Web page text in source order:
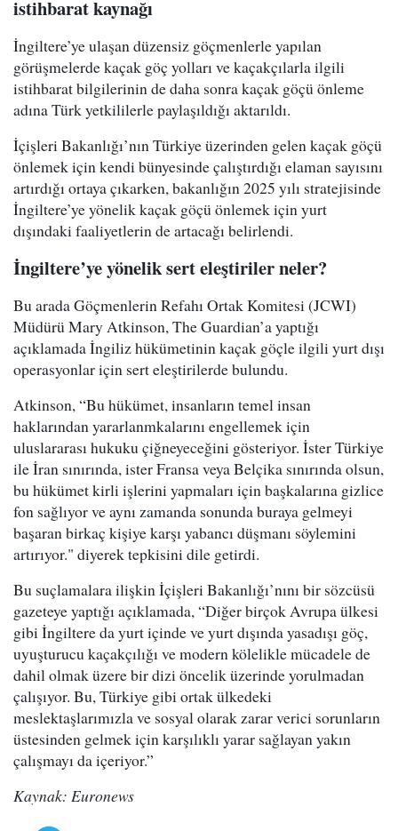
istihbarat kaynağı
İngiltere’ye ulaşan düzensiz göçmenlerle yapılan
görüşmelerde kaçak göç yolları ve kaçakçılarla ilgili
istihbarat bilgilerinin de daha sonra kaçak göçü önleme
adına Türk yetkililerle paylaşıldığı aktarıldı.
İçişleri Bakanlığı’nın Türkiye üzerinden gelen kaçak göçü
önlemek için kendi bünyesinde çalıştırdığı elaman sayısını
artırdığı ortaya çıkarken, bakanlığın 2025 yılı stratejisinde
İngiltere’ye yönelik kaçak göçü önlemek için yurt
dışındaki faaliyetlerin de artacağı belirlendi.
İngiltere’ye yönelik sert eleştiriler neler?
Bu arada Göçmenlerin Refahı Ortak Komitesi (JCWI)
Müdürü Mary Atkinson, The Guardian’a yaptığı
açıklamada İngiliz hükümetinin kaçak göçle ilgili yurt dışı
operasyonlar için sert eleştirilerde bulundu.
Atkinson, “Bu hükümet, insanların temel insan
haklarından yararlanmkalarını engellemek için
uluslararası hukuku çiğneyeceğini gösteriyor. İster Türkiye
ile İran sınırında, ister Fransa veya Belçika sınırında olsun,
bu hükümet kirli işlerini yapmaları için başkalarına gizlice
fon sağlıyor ve aynı zamanda sonunda buraya gelmeyi
başaran birkaç kişiye karşı yabancı düşmanı söylemini
artırıyor." diyerek tepkisini dile getirdi.
Bu suçlamalara ilişkin İçişleri Bakanlığı’nını bir sözcüsü
gazeteye yaptığı açıklamada, “Diğer birçok Avrupa ülkesi
gibi İngiltere da yurt içinde ve yurt dışında yasadışı göç,
uyuşturucu kaçakçılığı ve modern kölelikle mücadele de
dahil olmak üzere bir dizi öncelik üzerinde yorulmadan
çalışıyor. Bu, Türkiye gibi ortak ülkedeki
meslektaşlarımızla ve sosyal olarak zarar verici sorunların
üstesinden gelmek için karşılıklı yarar sağlayan yakın
çalışmayı da içeriyor.”
Kaynak: Euronews